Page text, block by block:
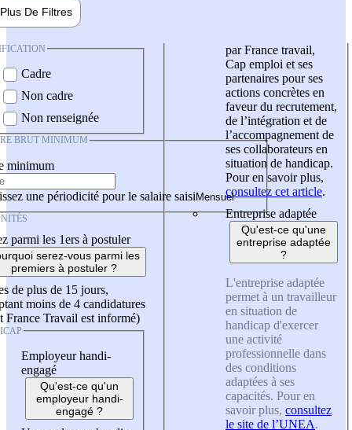
Plus De Filtres
Cadre
Non cadre
Non renseignée
BRUT MINIMUM
minimum
une périodicité pour le salaire saisi
parmi les 1ers à postuler
serez-vous parmi les
premiers à postuler ?
de plus de 15 jours,
moins de 4 candidatures
France Travail est informé)
Employeur handi-
engagé
Qu'est-ce qu'un
employeur handi-
engagé ?
par France travail,
Cap emploi et ses
partenaires pour ses
actions concrètes en
faveur du recrutement,
de l’intégration et de
l’accompagnement de
ses collaborateurs en
situation de handicap.
Pour en savoir plus,
consultez cet article.
Entreprise adaptée
Qu'est-ce qu'une
entreprise adaptée
?
L'entreprise adaptée
permet à un travailleur
en situation de
handicap d'exercer
une activité
professionnelle dans
des conditions
adaptées à ses
capacités. Pour en
savoir plus, consultez
le site de l’UNEA.